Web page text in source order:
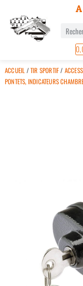
ACCUEIL /TIR SPORTIF/
PONTETS, INDICATEURS